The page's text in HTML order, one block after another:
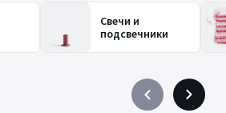
Свечи и
подсвечники
PrécédentSuivant